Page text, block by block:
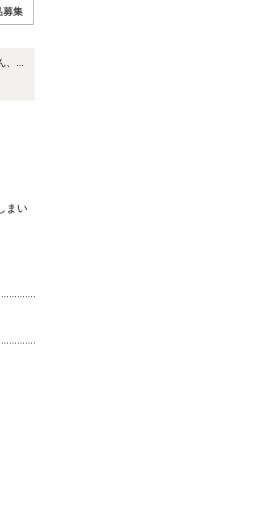
...
まい